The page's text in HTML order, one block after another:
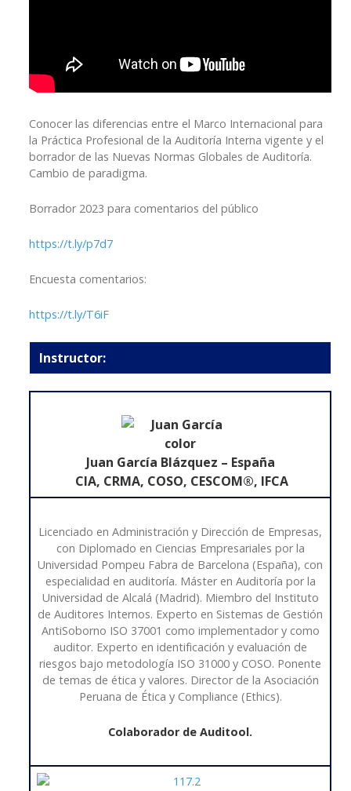
Conocer las diferencias entre el Marco Internacional para
la Práctica Profesional de la Auditoría Interna vigente y el
borrador de las Nuevas Normas Globales de Auditoría.
Cambio de paradigma.
Borrador 2023 para comentarios del público
https://t.ly/p7d7
Encuesta comentarios:
https://t.ly/T6iF
Instructor:
Juan García Blázquez – España
CIA, CRMA, COSO, CESCOM®, IFCA
Licenciado en Administración y Dirección de Empresas,
con Diplomado en Ciencias Empresariales por la
Universidad Pompeu Fabra de Barcelona (España), con
especialidad en auditoría. Máster en Auditoría por la
Universidad de Alcalá (Madrid). Miembro del Instituto
de Auditores Internos. Experto en Sistemas de Gestión
AntiSoborno ISO 37001 como implementador y como
auditor. Experto en identificación y evaluación de
riesgos bajo metodología ISO 31000 y COSO. Ponente
de temas de ética y valores. Director de la Asociación
Peruana de Ética y Compliance (Ethics).
Colaborador de Auditool.